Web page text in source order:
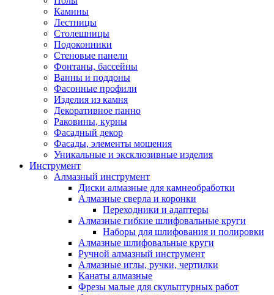
Камины
Лестницы
Столешницы
Подоконники
Стеновые панели
Фонтаны, бассейны
Ванны и поддоны
Фасонные профили
Изделия из камня
Декоративное панно
Раковины, курны
Фасадный декор
Фасады, элементы мощения
Уникальные и эксклюзивные изделия
Инструмент
Алмазный инструмент
Диски алмазные для камнеобработки
Алмазные сверла и коронки
Переходники и адаптеры
Алмазные гибкие шлифовальные круги
Наборы для шлифования и полировки
Алмазные шлифовальные круги
Ручной алмазный инструмент
Алмазные иглы, ручки, чертилки
Канаты алмазные
Фрезы малые для скульптурных работ